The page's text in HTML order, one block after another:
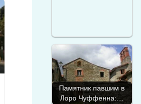
Памятник павшим в
Лоро Чуффенна:…